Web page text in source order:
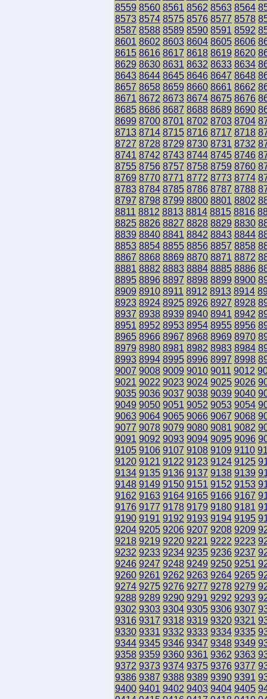
8559 8560 8561 8562 8563 8564
8573 8574 8575 8576 8577 8578
8587 8588 8589 8590 8591 8592
8601 8602 8603 8604 8605 8606
8615 8616 8617 8618 8619 8620
8629 8630 8631 8632 8633 8634
8643 8644 8645 8646 8647 8648
8657 8658 8659 8660 8661 8662
8671 8672 8673 8674 8675 8676
8685 8686 8687 8688 8689 8690
8699 8700 8701 8702 8703 8704
8713 8714 8715 8716 8717 8718
8727 8728 8729 8730 8731 8732
8741 8742 8743 8744 8745 8746
8755 8756 8757 8758 8759 8760
8769 8770 8771 8772 8773 8774
8783 8784 8785 8786 8787 8788
8797 8798 8799 8800 8801 8802
8811 8812 8813 8814 8815 8816
8825 8826 8827 8828 8829 8830
8839 8840 8841 8842 8843 8844
8853 8854 8855 8856 8857 8858
8867 8868 8869 8870 8871 8872
8881 8882 8883 8884 8885 8886
8895 8896 8897 8898 8899 8900
8909 8910 8911 8912 8913 8914
8923 8924 8925 8926 8927 8928
8937 8938 8939 8940 8941 8942
8951 8952 8953 8954 8955 8956
8965 8966 8967 8968 8969 8970
8979 8980 8981 8982 8983 8984
8993 8994 8995 8996 8997 8998
9007 9008 9009 9010 9011 9012
9021 9022 9023 9024 9025 9026
9035 9036 9037 9038 9039 9040
9049 9050 9051 9052 9053 9054
9063 9064 9065 9066 9067 9068
9077 9078 9079 9080 9081 9082
9091 9092 9093 9094 9095 9096
9105 9106 9107 9108 9109 9110
9120 9121 9122 9123 9124 9125
9134 9135 9136 9137 9138 9139
9148 9149 9150 9151 9152 9153
9162 9163 9164 9165 9166 9167
9176 9177 9178 9179 9180 9181
9190 9191 9192 9193 9194 9195
9204 9205 9206 9207 9208 9209
9218 9219 9220 9221 9222 9223
9232 9233 9234 9235 9236 9237
9246 9247 9248 9249 9250 9251
9260 9261 9262 9263 9264 9265
9274 9275 9276 9277 9278 9279
9288 9289 9290 9291 9292 9293
9302 9303 9304 9305 9306 9307
9316 9317 9318 9319 9320 9321
9330 9331 9332 9333 9334 9335
9344 9345 9346 9347 9348 9349
9358 9359 9360 9361 9362 9363
9372 9373 9374 9375 9376 9377
9386 9387 9388 9389 9390 9391
9400 9401 9402 9403 9404 9405